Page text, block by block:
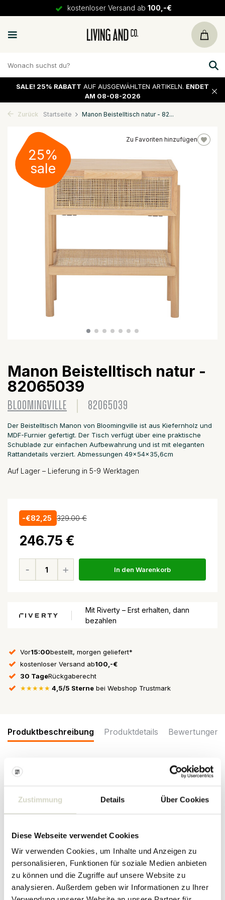
Zustimmung Details Über Cookies
Diese Webseite verwendet Cookies
Wir verwenden Cookies, um Inhalte und Anzeigen zu
personalisieren, Funktionen für soziale Medien anbieten
zu können und die Zugriffe auf unsere Website zu
analysieren. Außerdem geben wir Informationen zu Ihrer
kostenloser Versand ab 100,-€
SALE! 25% RABATT AUF AUSGEWÄHLTEN ARTIKELN. ENDET
AM 08-08-2026
Zurück Startseite Manon Beistelltisch natur - 82...
Zu Favoriten hinzufügen
25%
sale
Manon Beistelltisch natur -
82065039
BLOOMINGVILLE 82065039
Der Beistelltisch Manon von Bloomingville ist aus Kiefernholz und
MDF-Furnier gefertigt. Der Tisch verfügt über eine praktische
Schublade zur einfachen Aufbewahrung und ist mit eleganten
Rattandetails verziert. Abmessungen 49x54x35,6cm
Auf Lager – Lieferung in 5-9 Werktagen
-€82,25 329.00 €
246.75 €
In den Warenkorb
Mit Riverty – Erst erhalten, dann
bezahlen
Vor15:00bestellt, morgen geliefert*
kostenloser Versand ab100,-€
30 TageRückgaberecht
★★★★★ 4,5/5 Sterne bei Webshop Trustmark
Produktbeschreibung Produktdetails Bewertungen
Der Beistelltisch Manon von Bloomingville ist aus Kiefernholz und
Rattandetails verziert. Abmessungen 49x54x35,6cm
Farbe: natur
PRODUKTDETAILS
Artikelnummer 82065039